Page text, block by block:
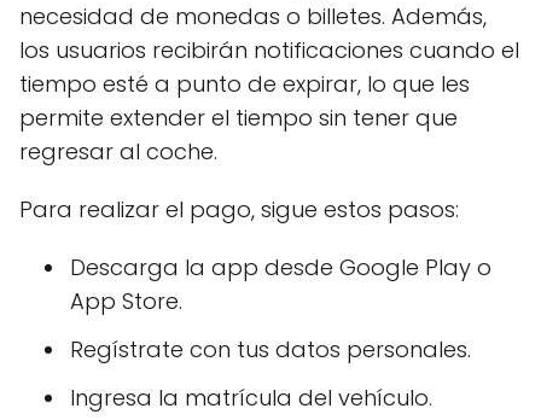
necesidad de monedas o billetes. Además,
los usuarios recibirán notificaciones cuando el
tiempo esté a punto de expirar, lo que les
permite extender el tiempo sin tener que
regresar al coche.
Para realizar el pago, sigue estos pasos:
Descarga la app desde Google Play o
App Store.
Regístrate con tus datos personales.
Ingresa la matrícula del vehículo.